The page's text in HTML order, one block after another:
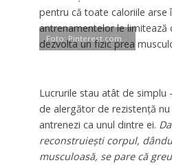
pentru că toate caloriile arse
antrenamentelor le limitează
dezvolta un fizic prea
Foto: Pinterest.com
Lucrurile stau atât de simplu
de alergător de rezistență
antrenezi ca unul dintre ei.
reconstruiești corpul,
musculoasă, se pare că